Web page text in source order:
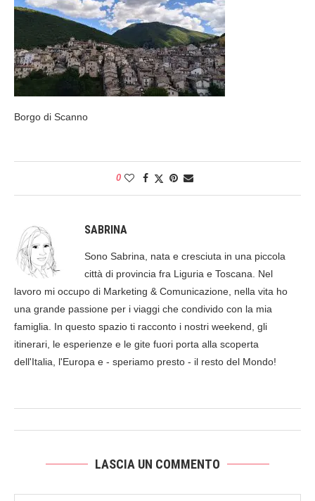
Borgo di Scanno
0
SABRINA
Sono Sabrina, nata e cresciuta in una piccola
città di provincia fra Liguria e Toscana. Nel
lavoro mi occupo di Marketing & Comunicazione, nella vita ho
una grande passione per i viaggi che condivido con la mia
famiglia. In questo spazio ti racconto i nostri weekend, gli
itinerari, le esperienze e le gite fuori porta alla scoperta
dell'Italia, l'Europa e - speriamo presto - il resto del Mondo!
LASCIA UN COMMENTO